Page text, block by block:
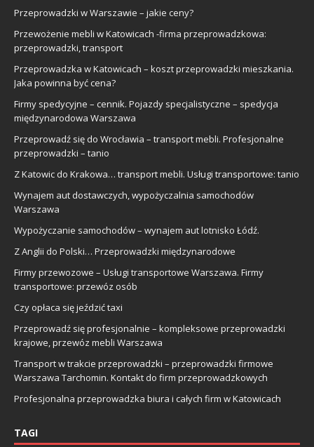
Przeprowadzki w Warszawie – jakie ceny?
Przewożenie mebli w Katowicach -firma przeprowadzkowa:
przeprowadzki, transport
Przeprowadzka w Katowicach – koszt przeprowadzki mieszkania.
Jaka powinna być cena?
Firmy spedycyjne – cennik. Pojazdy specjalistyczne – spedycja
międzynarodowa Warszawa
Przeprowadź się do Wrocławia – transport mebli. Profesjonalne
przeprowadzki – tanio
Z Katowic do Krakowa… transport mebli. Usługi transportowe: tanio
Wynajem aut dostawczych, wypożyczalnia samochodów
Warszawa
Wypożyczanie samochodów – wynajem aut lotnisko Łódź.
Z Anglii do Polski… Przeprowadzki międzynarodowe
Firmy przewozowe – Usługi transportowe Warszawa. Firmy
transportowe: przewóz osób
Czy opłaca się jeździć taxi
Przeprowadź się profesjonalnie – kompleksowe przeprowadzki
krajowe, przewóz mebli Warszawa
Transport w trakcie przeprowadzki – przeprowadzki firmowe
Warszawa Tarchomin. Kontakt do firm przeprowadzkowych
Profesjonalna przeprowadzka biura i całych firm w Katowicach
TAGI